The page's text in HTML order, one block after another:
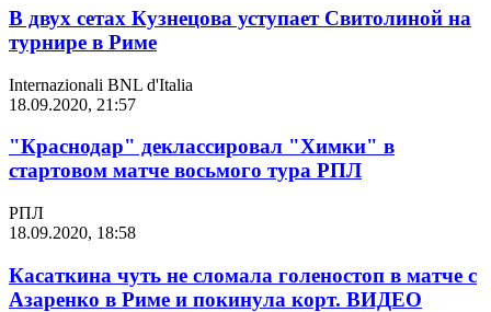
В двух сетах Кузнецова уступает Свитолиной на
турнире в Риме
Internazionali BNL d'Italia
18.09.2020, 21:57
"Краснодар" деклассировал "Химки" в
стартовом матче восьмого тура РПЛ
РПЛ
18.09.2020, 18:58
Касаткина чуть не сломала голеностоп в матче с
Азаренко в Риме и покинула корт. ВИДЕО